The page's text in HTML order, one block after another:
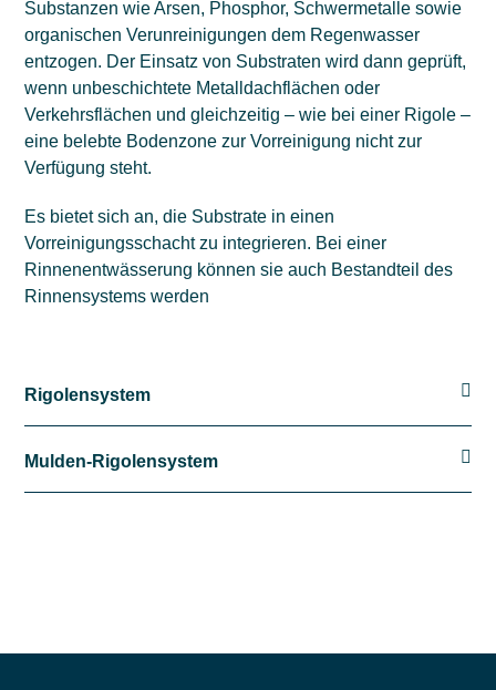
Substanzen wie Arsen, Phosphor, Schwermetalle sowie
organischen Verunreinigungen dem Regenwasser
entzogen. Der Einsatz von Substraten wird dann geprüft,
wenn unbeschichtete Metalldachflächen oder
Verkehrsflächen und gleichzeitig – wie bei einer Rigole –
eine belebte Bodenzone zur Vorreinigung nicht zur
Verfügung steht.
Es bietet sich an, die Substrate in einen
Vorreinigungsschacht zu integrieren. Bei einer
Rinnenentwässerung können sie auch Bestandteil des
Rinnensystems werden
Rigolensystem 
Mulden-Rigolensystem 